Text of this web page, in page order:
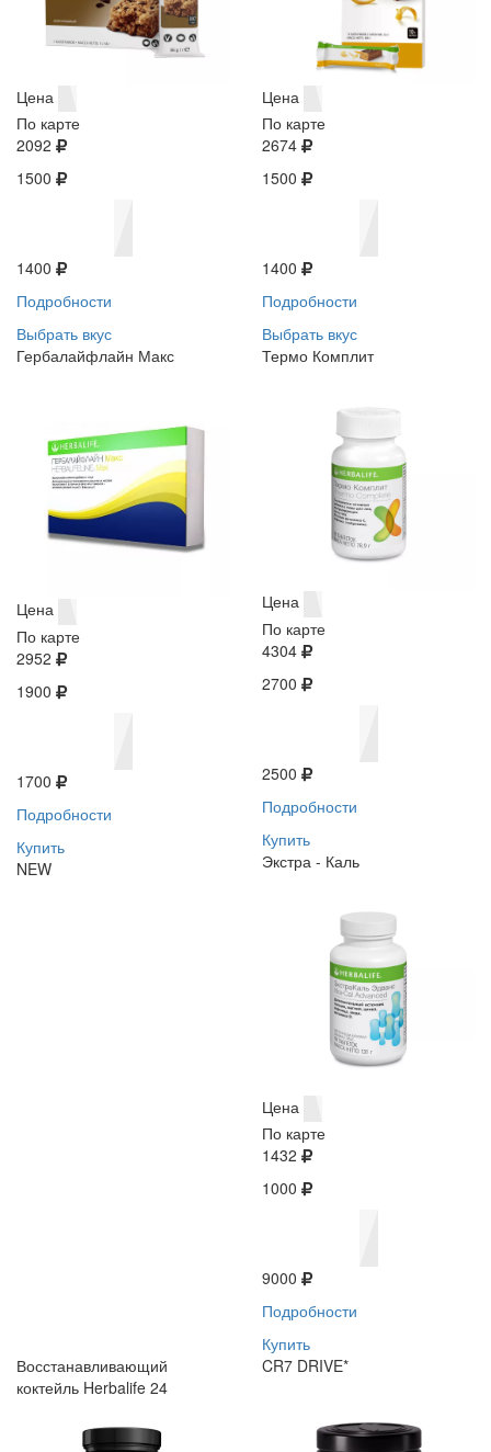
Цена
По карте
2092
1500
1400
Подробности
Выбрать вкус
Цена
По карте
2674
1500
1400
Подробности
Выбрать вкус
Гербалайфлайн Макс
Цена
По карте
2952
1900
1700
Подробности
Купить
NEW
Термо Комплит
Цена
По карте
4304
2700
2500
Подробности
Купить
Экстра - Каль
Цена
По карте
1432
1000
9000
Подробности
Купить
Восстанавливающий
коктейль Herbalife 24
CR7 DRIVE*